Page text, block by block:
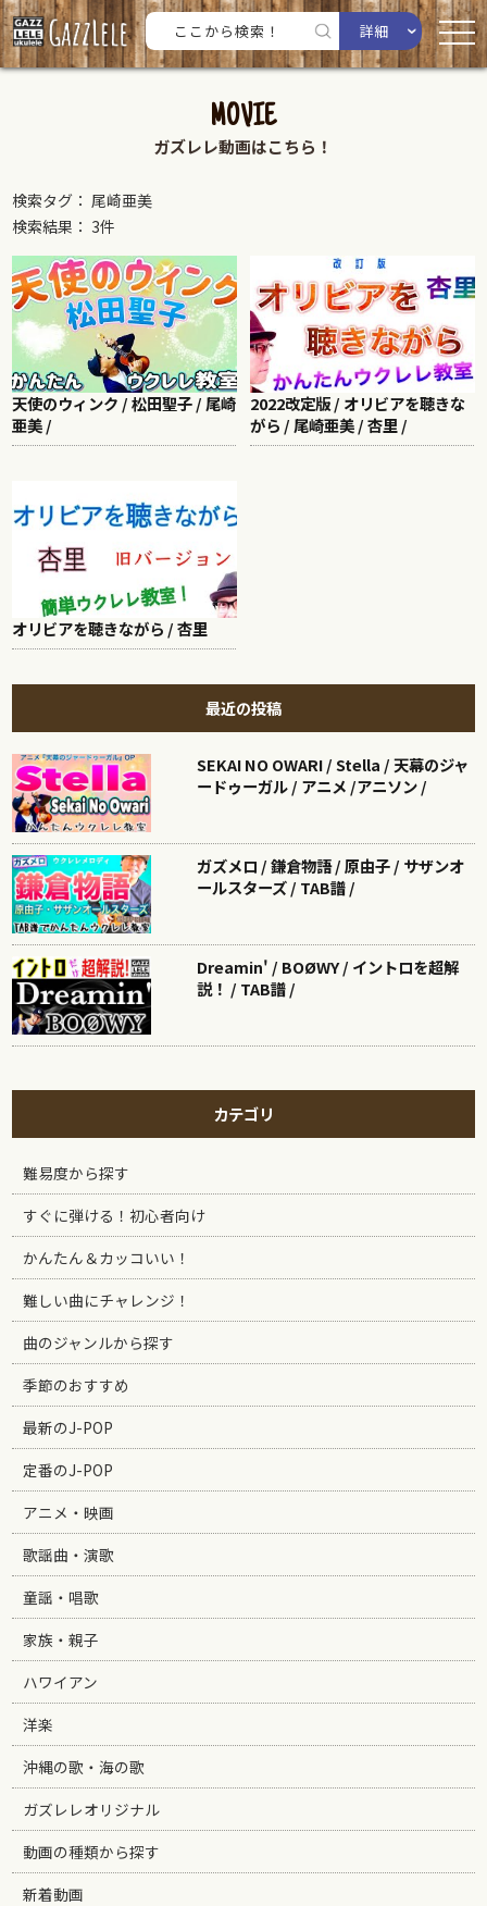
詳細
MOVIE
ガズレレ動画はこちら！
検索タグ： 尾崎亜美
検索結果： 3件
天使のウィンク / 松田聖子 / 尾崎
亜美 /
2022改定版 / オリビアを聴きな
がら / 尾崎亜美 / 杏里 /
オリビアを聴きながら / 杏里
最近の投稿
SEKAI NO OWARI / Stella / 天幕のジャ
ードゥーガル / アニメ /アニソン /
ガズメロ / 鎌倉物語 / 原由子 / サザンオ
ールスターズ / TAB譜 /
Dreamin' / BOØWY / イントロを超解
説！ / TAB譜 /
カテゴリ
難易度から探す
すぐに弾ける！初心者向け
かんたん＆カッコいい！
難しい曲にチャレンジ！
曲のジャンルから探す
季節のおすすめ
最新のJ-POP
定番のJ-POP
アニメ・映画
歌謡曲・演歌
童謡・唱歌
家族・親子
ハワイアン
洋楽
沖縄の歌・海の歌
ガズレレオリジナル
動画の種類から探す
新着動画